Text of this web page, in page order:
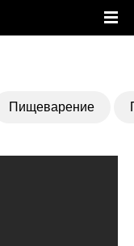
Пищеварение